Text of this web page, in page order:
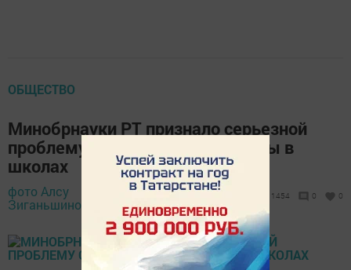
ОБЩЕСТВО
Минобрнауки РТ признало серьезной
проблему сборов на культпоходы в
школах
фото Алсу
Зиганьшиной,
5 ноября 2018 -
13:05
1454 0 0